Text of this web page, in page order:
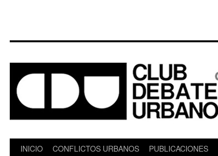
Saltar
INICIO CONFLICTOS URBANOS PUBLICACIONES